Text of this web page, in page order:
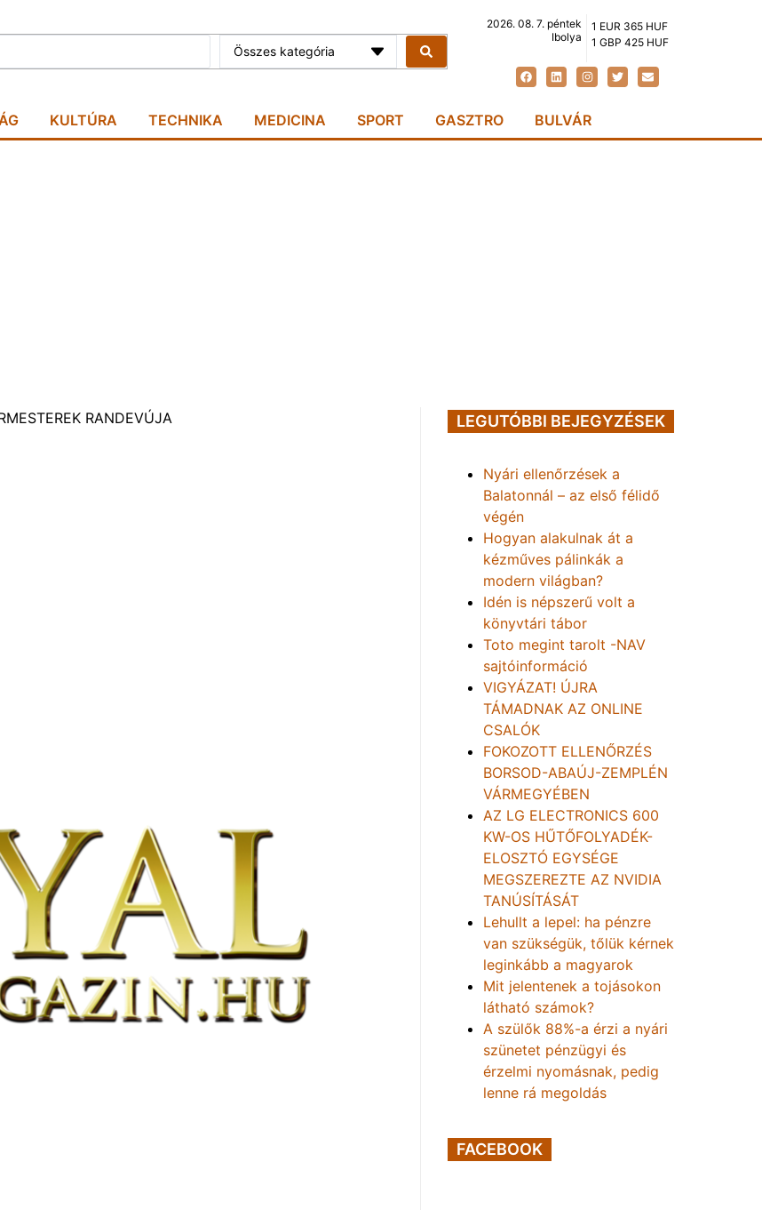
Összes kategória
2026. 08. 7. péntek
Ibolya
1 EUR 365 HUF
1 GBP 425 HUF
KULTÚRA TECHNIKA MEDICINA SPORT GASZTRO BULVÁR
RANDEVÚJA LEGUTÓBBI BEJEGYZÉSEK
Nyári ellenőrzések a
Balatonnál – az első félidő
végén
Hogyan alakulnak át a
kézműves pálinkák a
modern világban?
Idén is népszerű volt a
könyvtári tábor
Toto megint tarolt -NAV
sajtóinformáció
VIGYÁZAT! ÚJRA
TÁMADNAK AZ ONLINE
CSALÓK
FOKOZOTT ELLENŐRZÉS
BORSOD-ABAÚJ-ZEMPLÉN
VÁRMEGYÉBEN
AZ LG ELECTRONICS 600
KW-OS HŰTŐFOLYADÉK-
ELOSZTÓ EGYSÉGE
MEGSZEREZTE AZ NVIDIA
TANÚSÍTÁSÁT
Lehullt a lepel: ha pénzre
van szükségük, tőlük kérnek
leginkább a magyarok
Mit jelentenek a tojásokon
látható számok?
A szülők 88%-a érzi a nyári
szünetet pénzügyi és
érzelmi nyomásnak, pedig
lenne rá megoldás
FACEBOOK